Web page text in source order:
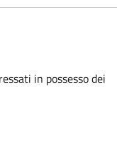
in possesso dei